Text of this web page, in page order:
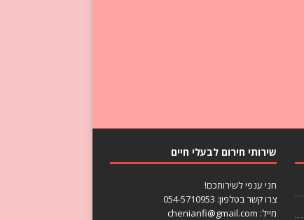
שירותי חירום לבעלי חיים
חני ענפי לשירותכם!
צרו קשר בטלפון: 054-5710953
מייל: chenianfi@gmail.com